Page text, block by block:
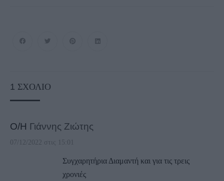
1 ΣΧΌΛΙΟ
Ο/Η Γιάννης Ζιώτης
07/12/2022 στις 15:01
Συγχαρητήρια Διαμαντή και για τις τρεις
χρονιές